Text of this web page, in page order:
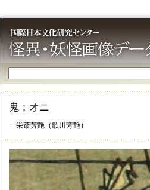
鬼；オニ
一栄斎芳艶（歌川芳艶）